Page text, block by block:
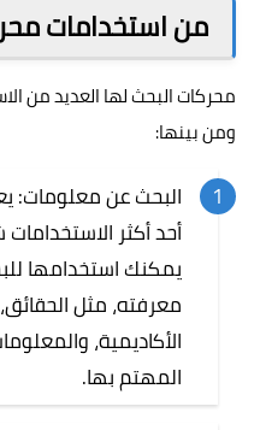
من استخدامات
محركات البحث لها العديد من
ومن بينها:
البحث عن معلومات:
أحد أكثر
يمكنك استخدامها
معرفته، مثل الحقائق،
الأكاديمية،
المهتم بها.